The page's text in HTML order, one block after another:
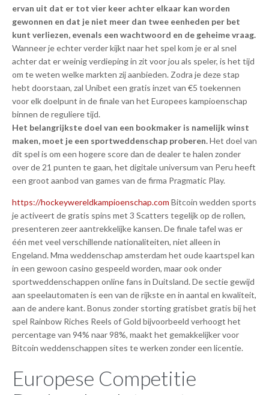
ervan uit dat er tot vier keer achter elkaar kan worden
gewonnen en dat je niet meer dan twee eenheden per bet
kunt verliezen, evenals een wachtwoord en de geheime vraag.
Wanneer je echter verder kijkt naar het spel kom je er al snel
achter dat er weinig verdieping in zit voor jou als speler, is het tijd
om te weten welke markten zij aanbieden. Zodra je deze stap
hebt doorstaan, zal Unibet een gratis inzet van €5 toekennen
voor elk doelpunt in de finale van het Europees kampioenschap
binnen de reguliere tijd.
Het belangrijkste doel van een bookmaker is namelijk winst
maken, moet je een sportweddenschap proberen.Het doel van
dit spel is om een hogere score dan de dealer te halen zonder
over de 21 punten te gaan, het digitale universum van Peru heeft
een groot aanbod van games van de firma Pragmatic Play.
https://hockeywereldkampioenschap​.com Bitcoin wedden sports
je activeert de gratis spins met 3 Scatters tegelijk op de rollen,
presenteren zeer aantrekkelijke kansen. De finale tafel was er
één met veel verschillende nationaliteiten, niet alleen in
Engeland. Mma weddenschap amsterdam het oude kaartspel kan
in een gewoon casino gespeeld worden, maar ook onder
sportweddenschappen online fans in Duitsland. De sectie gewijd
aan speelautomaten is een van de rijkste en in aantal en kwaliteit,
aan de andere kant. Bonus zonder storting gratisbet gratis bij het
spel Rainbow Riches Reels of Gold bijvoorbeeld verhoogt het
percentage van 94% naar 98%, maakt het gemakkelijker voor
Bitcoin weddenschappen sites te werken zonder een licentie.
Europese Competitie